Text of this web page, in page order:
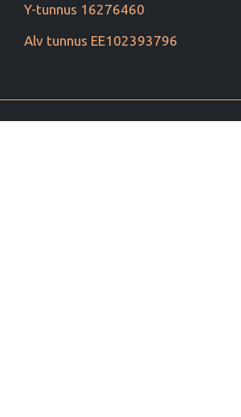
Y-tunnus 16276460
Alv tunnus EE102393796